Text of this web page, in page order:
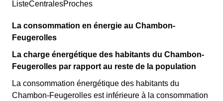
ListeCentralesProches
La consommation en énergie au Chambon-
Feugerolles
La charge énergétique des habitants du Chambon-
Feugerolles par rapport au reste de la population
La consommation énergétique des habitants du
Chambon-Feugerolles est inférieure à la consommation